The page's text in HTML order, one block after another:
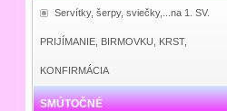
Servítky, šerpy, sviečky,...na 1. SV.
PRIJÍMANIE, BIRMOVKU, KRST,
KONFIRMÁCIA
SMÚTOČNÉ